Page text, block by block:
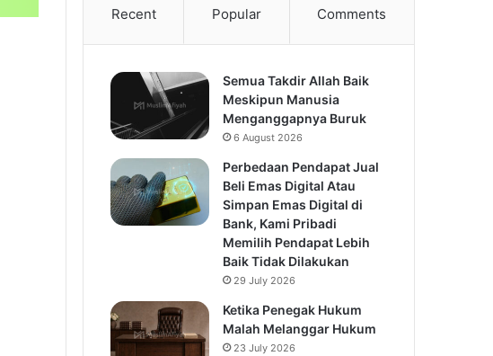
Recent Popular Comments
Semua Takdir Allah Baik
Meskipun Manusia
Menganggapnya Buruk
6 August 2026
Perbedaan Pendapat Jual
Beli Emas Digital Atau
Simpan Emas Digital di
Bank, Kami Pribadi
Memilih Pendapat Lebih
Baik Tidak Dilakukan
29 July 2026
Ketika Penegak Hukum
Malah Melanggar Hukum
23 July 2026